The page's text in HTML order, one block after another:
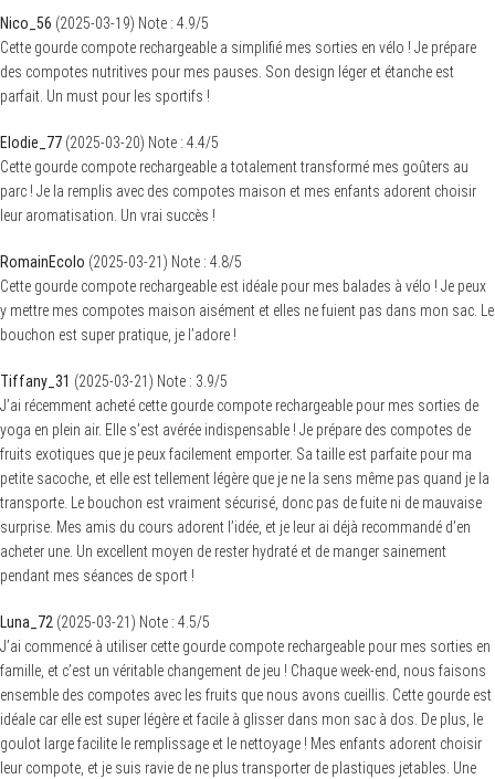
Nico_56 (2025-03-19) Note : 4.9/5
Cette gourde compote rechargeable a simplifié mes sorties en vélo ! Je prépare
des compotes nutritives pour mes pauses. Son design léger et étanche est
parfait. Un must pour les sportifs !
Elodie_77 (2025-03-20) Note : 4.4/5
Cette gourde compote rechargeable a totalement transformé mes goûters au
parc ! Je la remplis avec des compotes maison et mes enfants adorent choisir
leur aromatisation. Un vrai succès !
RomainEcolo (2025-03-21) Note : 4.8/5
Cette gourde compote rechargeable est idéale pour mes balades à vélo ! Je peux
y mettre mes compotes maison aisément et elles ne fuient pas dans mon sac. Le
bouchon est super pratique, je l’adore !
Tiffany_31 (2025-03-21) Note : 3.9/5
J’ai récemment acheté cette gourde compote rechargeable pour mes sorties de
yoga en plein air. Elle s’est avérée indispensable ! Je prépare des compotes de
fruits exotiques que je peux facilement emporter. Sa taille est parfaite pour ma
petite sacoche, et elle est tellement légère que je ne la sens même pas quand je la
transporte. Le bouchon est vraiment sécurisé, donc pas de fuite ni de mauvaise
surprise. Mes amis du cours adorent l’idée, et je leur ai déjà recommandé d’en
acheter une. Un excellent moyen de rester hydraté et de manger sainement
pendant mes séances de sport !
Luna_72 (2025-03-21) Note : 4.5/5
J’ai commencé à utiliser cette gourde compote rechargeable pour mes sorties en
famille, et c’est un véritable changement de jeu ! Chaque week-end, nous faisons
ensemble des compotes avec les fruits que nous avons cueillis. Cette gourde est
idéale car elle est super légère et facile à glisser dans mon sac à dos. De plus, le
goulot large facilite le remplissage et le nettoyage ! Mes enfants adorent choisir
leur compote, et je suis ravie de ne plus transporter de plastiques jetables. Une